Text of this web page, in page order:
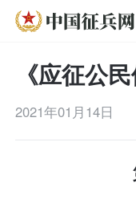
《应征公
2021年01月14日